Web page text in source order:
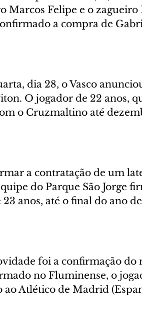
Marcos Felipe e o
a compra de
dia 28, o Vasco
O jogador de 22 anos,
o Cruzmaltino até
a contratação de um
do Parque São Jorge
anos, até o final do ano
foi a confirmação do
no Fluminense, o
Atlético de Madrid